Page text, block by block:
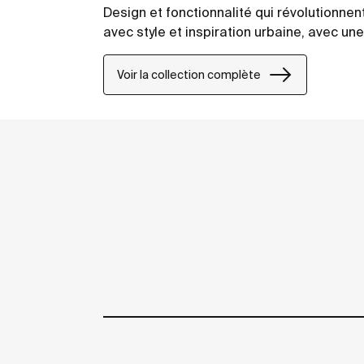
Design et fonctionnalité qui
avec style et inspiration urbaine, avec
Voir la collection complète